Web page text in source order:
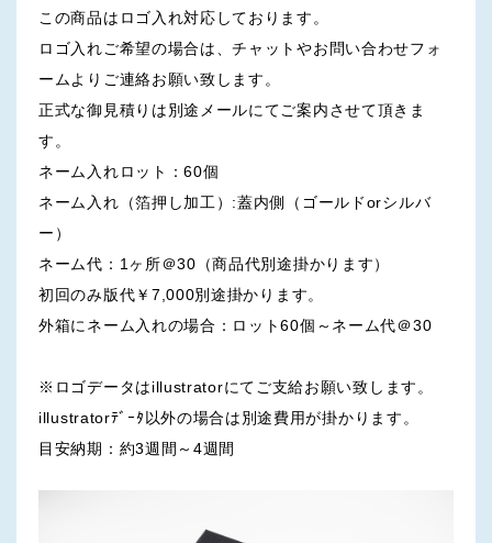
この商品はロゴ入れ対応しております。
ロゴ入れご希望の場合は、チャットやお問い合わせフォ
ームよりご連絡お願い致します。
正式な御見積りは別途メールにてご案内させて頂きま
す。
ネーム入れロット：60個
ネーム入れ（箔押し加工）:蓋内側（ゴールドorシルバ
ー）
ネーム代：1ヶ所＠30（商品代別途掛かります）
初回のみ版代￥7,000別途掛かります。
外箱にネーム入れの場合：ロット60個～ネーム代＠30
※ロゴデータはillustratorにてご支給お願い致します。
illustratorﾃﾞｰﾀ以外の場合は別途費用が掛かります。
目安納期：約3週間～4週間